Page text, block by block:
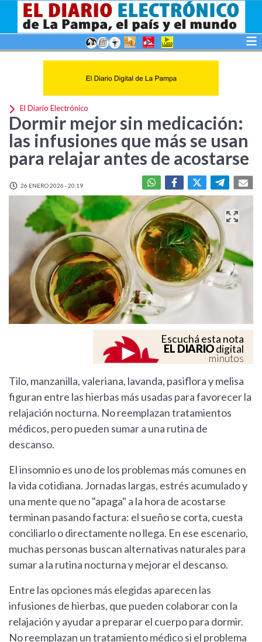
El Diario Electrónico
Dormir mejor sin medicación:
las infusiones que más se usan
para relajar antes de acostarse
26 ENERO 2026 - 20:19
Escuchá esta nota
EL DIARIOdigital
minutos
Tilo, manzanilla, valeriana, lavanda, pasiflora y melisa
figuran entre las hierbas más usadas para favorecer la
relajación nocturna. No reemplazan tratamientos
médicos, pero pueden sumar a una rutina de
descanso.
El insomnio es uno de los problemas más comunes en
la vida cotidiana. Jornadas largas, estrés acumulado y
una mente que no "apaga" a la hora de acostarse
terminan pasando factura: el sueño se corta, cuesta
conciliarlo o directamente no llega. En ese escenario,
muchas personas buscan alternativas naturales para
sumar a la rutina nocturna y mejorar el descanso.
Entre las opciones más elegidas aparecen las
infusiones de hierbas, que pueden colaborar con la
relajación y ayudar a preparar el cuerpo para dormir.
No reemplazan un tratamiento médico si el problema